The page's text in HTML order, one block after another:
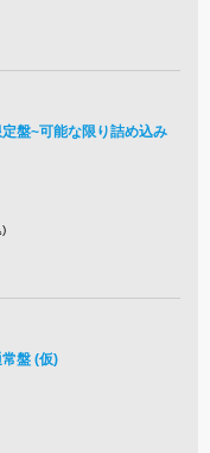
盤~可能な限り詰め込み
)
盤 (仮)